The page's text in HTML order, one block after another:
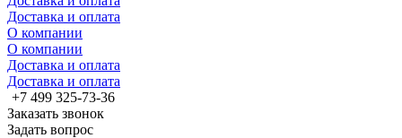
Доставка и оплата
О компании
О компании
Доставка и оплата
Доставка и оплата
+7 499 325-73-36
Заказать звонок
Задать вопрос